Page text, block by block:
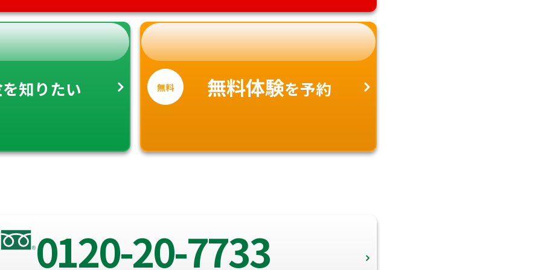
を知りたい 無料 無料体験を予約
0120-20-7733